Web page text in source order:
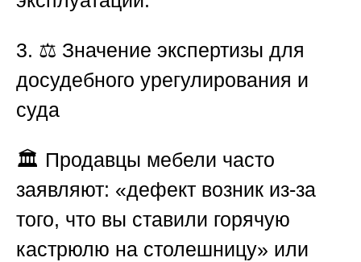
3. ⚖️ Значение экспертизы для
досудебного урегулирования и
суда
🏛️ Продавцы мебели часто
заявляют: «дефект возник из-за
того, что вы ставили горячую
кастрюлю на столешницу» или